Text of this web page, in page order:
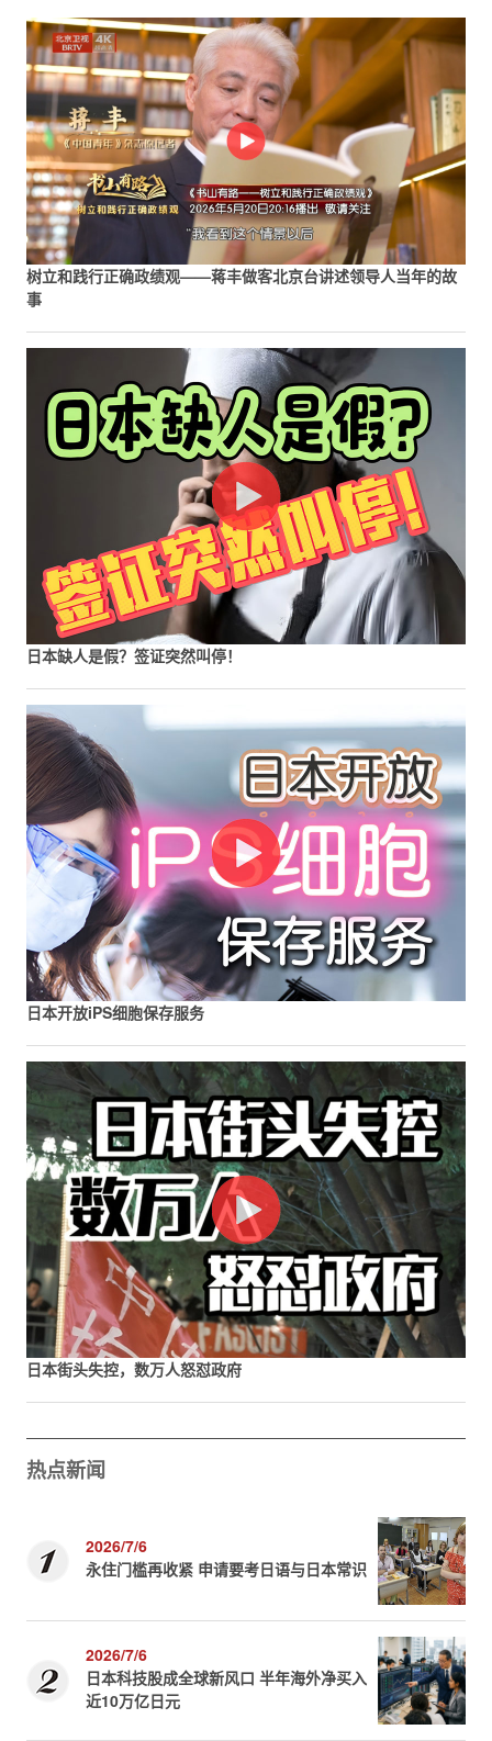
树立和践行正确政绩观——蒋丰做客北京台讲述领导人当年的故
事
日本缺人是假？签证突然叫停！
日本开放iPS细胞保存服务
日本街头失控，数万人怒怼政府
热点新闻
2026/7/6
永住门槛再收紧 申请要考日语与日本常识
2026/7/6
日本科技股成全球新风口 半年海外净买入
近10万亿日元